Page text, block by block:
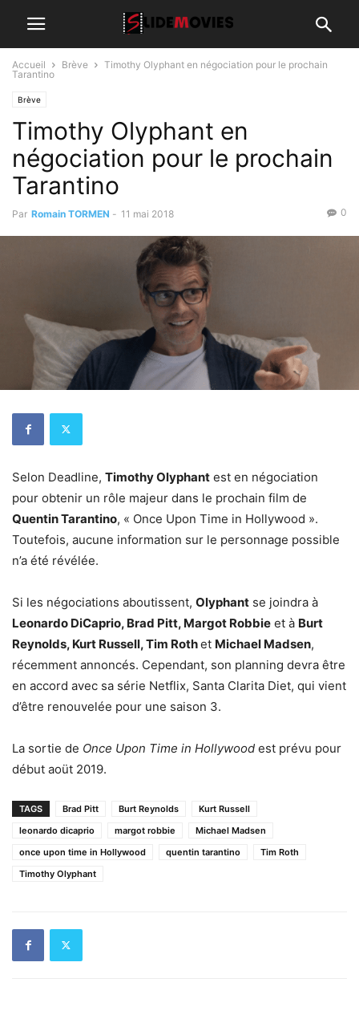
Accueil Brève
Timothy Olyphant en négociation pour le prochain
Tarantino
Brève
Timothy Olyphant en
négociation pour le prochain
Tarantino
Par Romain TORMEN - 11 mai 2018 0
Selon Deadline, Timothy Olyphant est en négociation
pour obtenir un rôle majeur dans le prochain film de
Quentin Tarantino, « Once Upon Time in Hollywood ».
Toutefois, aucune information sur le personnage possible
n’a été révélée.
Si les négociations aboutissent, Olyphant se joindra à
Leonardo DiCaprio, Brad Pitt, Margot Robbie et à Burt
Reynolds, Kurt Russell, Tim Rothet Michael Madsen,
récemment annoncés. Cependant, son planning devra être
en accord avec sa série Netflix, Santa Clarita Diet, qui vient
d’être renouvelée pour une saison 3.
La sortie de Once Upon Time in Hollywood est prévu pour
début aoüt 2019.
TAGS Brad Pitt Burt Reynolds
Kurt Russell
leonardo dicaprio
margot robbie
Michael Madsen
once upon time in Hollywood
quentin tarantino
Tim Roth
Timothy Olyphant